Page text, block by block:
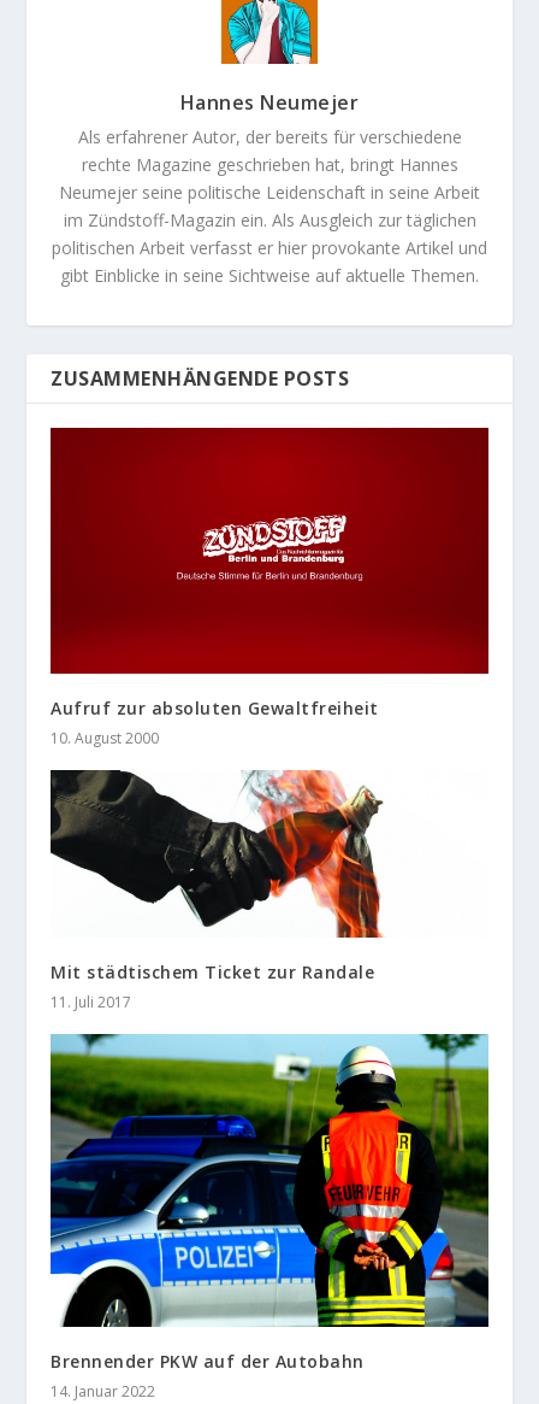
Hannes Neumejer
Als erfahrener Autor, der bereits für verschiedene
rechte Magazine geschrieben hat, bringt Hannes
Neumejer seine politische Leidenschaft in seine Arbeit
im Zündstoff-Magazin ein. Als Ausgleich zur täglichen
politischen Arbeit verfasst er hier provokante Artikel und
gibt Einblicke in seine Sichtweise auf aktuelle Themen.
ZUSAMMENHÄNGENDE POSTS
Aufruf zur absoluten Gewaltfreiheit
10. August 2000
Mit städtischem Ticket zur Randale
11. Juli 2017
Brennender PKW auf der Autobahn
14. Januar 2022